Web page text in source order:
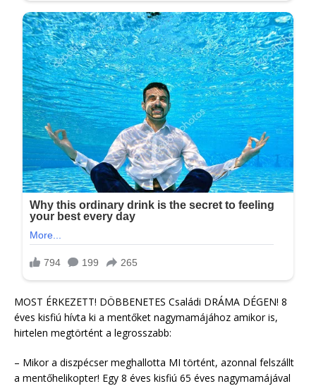
MOST ÉRKEZETT! DÖBBENETES Családi DRÁMA DÉGEN! 8
éves kisfiú hívta ki a mentőket nagymamájához amikor is,
hirtelen megtörtént a legrosszabb:
– Mikor a diszpécser meghallotta MI történt, azonnal felszállt
a mentőhelikopter! Egy 8 éves kisfiú 65 éves nagymamájával